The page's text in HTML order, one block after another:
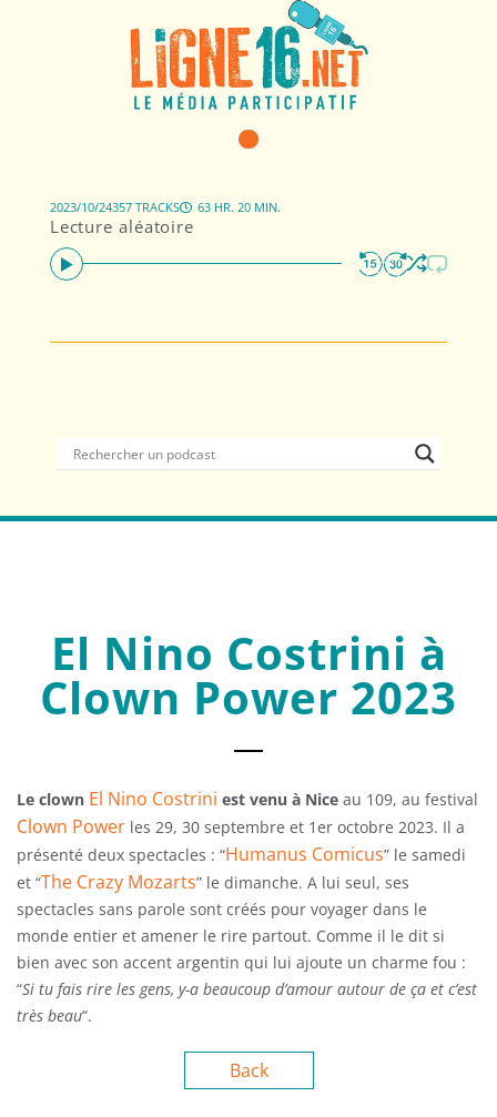
Lecture aléatoire
2023/10/24357 TRACKS 63 HR. 20 MIN.
El Nino Costrini à
Clown Power 2023
Le clown El Nino Costrini est venu à Nice au 109, au festival
Clown Power les 29, 30 septembre et 1er octobre 2023. Il a
présenté deux spectacles : “Humanus Comicus” le samedi
et “The Crazy Mozarts” le dimanche. A lui seul, ses
spectacles sans parole sont créés pour voyager dans le
monde entier et amener le rire partout. Comme il le dit si
bien avec son accent argentin qui lui ajoute un charme fou :
“Si tu fais rire les gens, y-a beaucoup d’amour autour de ça et c’est
très beau“.
Back